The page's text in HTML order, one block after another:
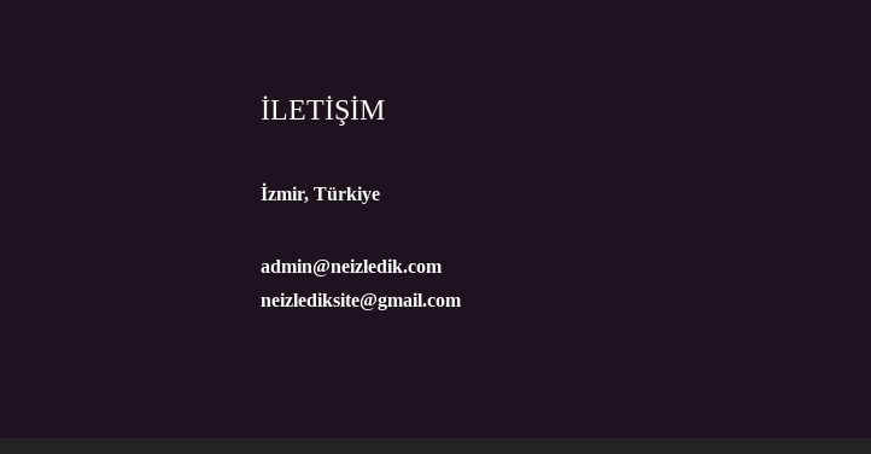
İLETİŞİM
İzmir, Türkiye
admin@neizledik.com
neizlediksite@gmail.com